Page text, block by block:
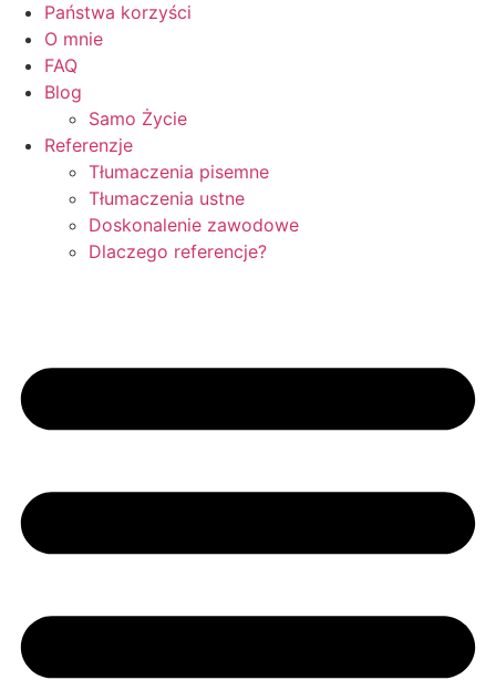
Państwa korzyści
O mnie
FAQ
Blog
Samo Życie
Referenzje
Tłumaczenia pisemne
Tłumaczenia ustne
Doskonalenie zawodowe
Dlaczego referencje?